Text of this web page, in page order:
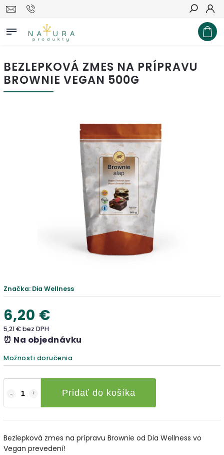
Hľadať
BEZLEPKOVÁ ZMES NA PRÍPRAVU
BROWNIE VEGAN 500G
Značka: Dia Wellness
6,20 €
5,21 € bez DPH
⏰ Na objednávku
Možnosti doručenia
Pridať do košíka
Bezlepková zmes na prípravu Brownie od Dia Wellness vo
Vegan prevedení!